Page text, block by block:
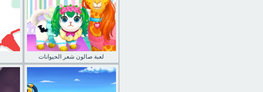
لعبة صالون شعر الحيوانات